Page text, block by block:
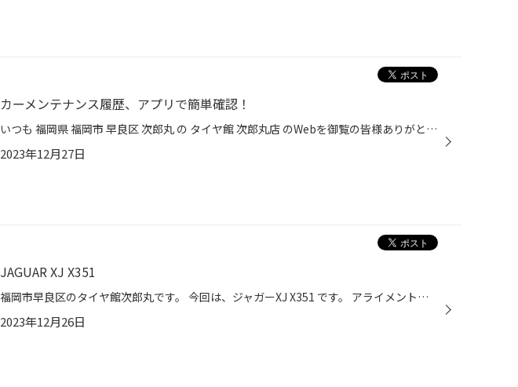
カーメンテナンス履歴、アプリで簡単確認！
いつも 福岡県 福岡市 早良区 次郎丸 の タイヤ館 次郎丸店 のWebを御覧の皆様ありがとうございます♪ こんにちは～！！ 福岡市 早良区 にある タイヤ屋さん タイヤ館 次郎丸店のWEBを ご覧頂きありがとうございます₍₍ ( ๑॔˃̶◡ ˂̶๑॓)◞♡ おクルマのメンテナンスの管理に便利な 【タイヤ館アプリ】 も...
2023年12月27日
JAGUAR XJ X351
福岡市早良区のタイヤ館次郎丸です。 今回は、ジャガーXJ X351 です。 アライメント調整を行いました。 ゴムブッシュ類のヘタリ等でも、アライメントはズレてきます。 定期的な点検をオススメします。 ありがとうございました。
2023年12月26日